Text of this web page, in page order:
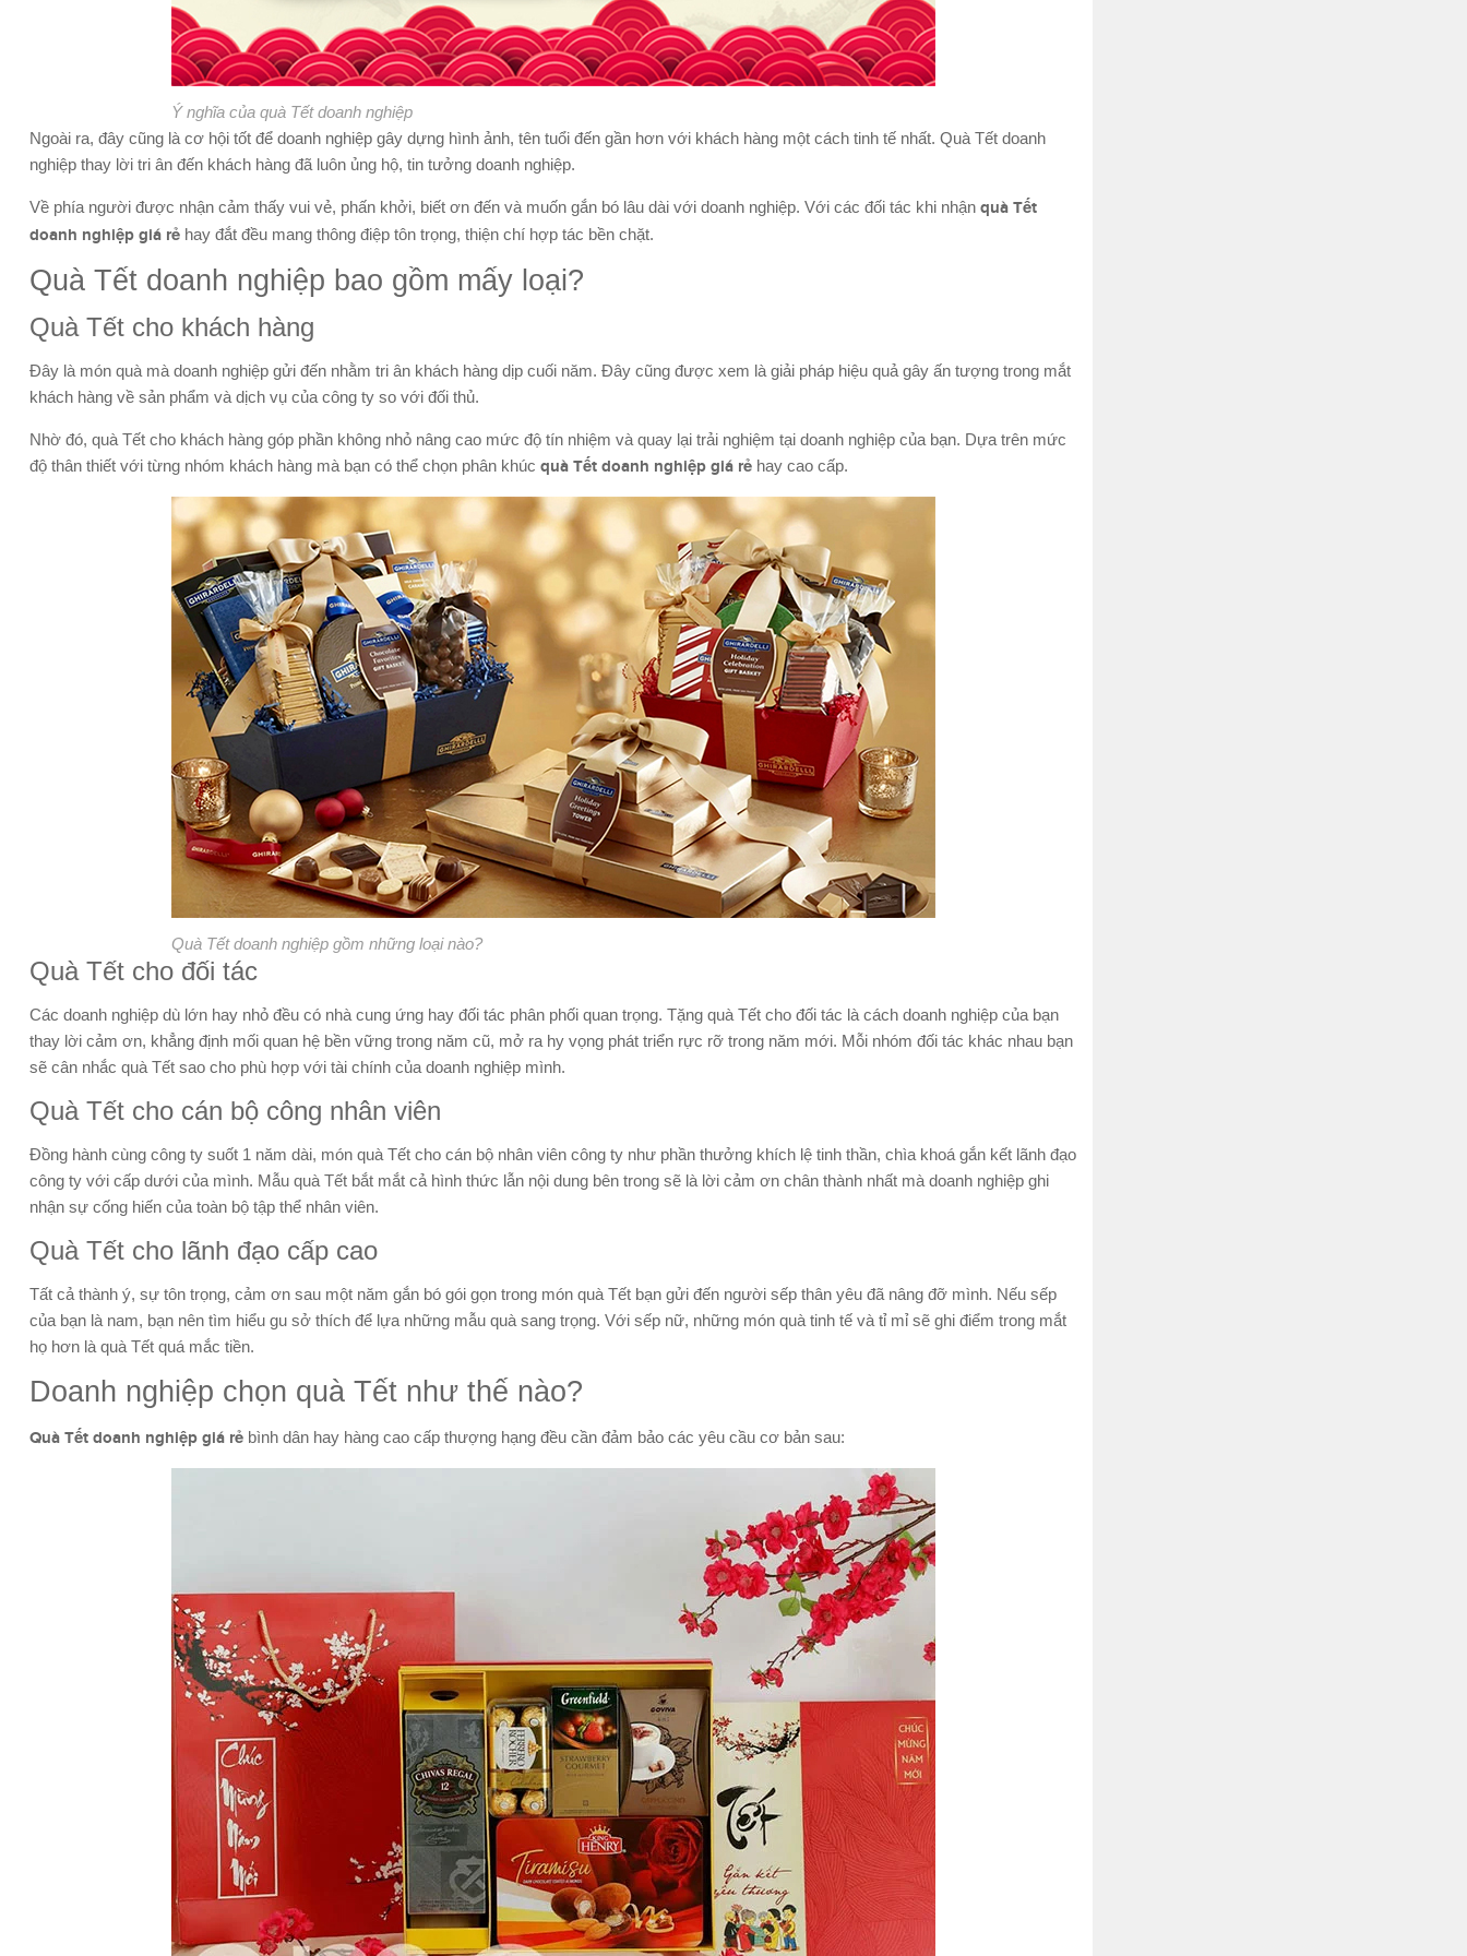
Ý nghĩa của quà Tết doanh nghiệp
Ngoài ra, đây cũng là cơ hội tốt để doanh nghiệp gây dựng hình ảnh, tên tuổi đến gần hơn với khách hàng một cách tinh tế nhất. Quà Tết doanh
nghiệp thay lời tri ân đến khách hàng đã luôn ủng hộ, tin tưởng doanh nghiệp.
Về phía người được nhận cảm thấy vui vẻ, phấn khởi, biết ơn đến và muốn gắn bó lâu dài với doanh nghiệp. Với các đối tác khi nhận quà Tết
doanh nghiệp giá rẻ hay đắt đều mang thông điệp tôn trọng, thiện chí hợp tác bền chặt.
Quà Tết doanh nghiệp bao gồm mấy loại?
Quà Tết cho khách hàng
Đây là món quà mà doanh nghiệp gửi đến nhằm tri ân khách hàng dịp cuối năm. Đây cũng được xem là giải pháp hiệu quả gây ấn tượng trong mắt
khách hàng về sản phẩm và dịch vụ của công ty so với đối thủ.
Nhờ đó, quà Tết cho khách hàng góp phần không nhỏ nâng cao mức độ tín nhiệm và quay lại trải nghiệm tại doanh nghiệp của bạn. Dựa trên mức
độ thân thiết với từng nhóm khách hàng mà bạn có thể chọn phân khúc quà Tết doanh nghiệp giá rẻ hay cao cấp.
Quà Tết doanh nghiệp gồm những loại nào?
Quà Tết cho đối tác
Các doanh nghiệp dù lớn hay nhỏ đều có nhà cung ứng hay đối tác phân phối quan trọng. Tặng quà Tết cho đối tác là cách doanh nghiệp của bạn
thay lời cảm ơn, khẳng định mối quan hệ bền vững trong năm cũ, mở ra hy vọng phát triển rực rỡ trong năm mới. Mỗi nhóm đối tác khác nhau bạn
sẽ cân nhắc quà Tết sao cho phù hợp với tài chính của doanh nghiệp mình.
Quà Tết cho cán bộ công nhân viên
Đồng hành cùng công ty suốt 1 năm dài, món quà Tết cho cán bộ nhân viên công ty như phần thưởng khích lệ tinh thần, chìa khoá gắn kết lãnh đạo
công ty với cấp dưới của mình. Mẫu quà Tết bắt mắt cả hình thức lẫn nội dung bên trong sẽ là lời cảm ơn chân thành nhất mà doanh nghiệp ghi
nhận sự cống hiến của toàn bộ tập thể nhân viên.
Quà Tết cho lãnh đạo cấp cao
Tất cả thành ý, sự tôn trọng, cảm ơn sau một năm gắn bó gói gọn trong món quà Tết bạn gửi đến người sếp thân yêu đã nâng đỡ mình. Nếu sếp
của bạn là nam, bạn nên tìm hiểu gu sở thích để lựa những mẫu quà sang trọng. Với sếp nữ, những món quà tinh tế và tỉ mỉ sẽ ghi điểm trong mắt
họ hơn là quà Tết quá mắc tiền.
Doanh nghiệp chọn quà Tết như thế nào?
Quà Tết doanh nghiệp giá rẻ bình dân hay hàng cao cấp thượng hạng đều cần đảm bảo các yêu cầu cơ bản sau: